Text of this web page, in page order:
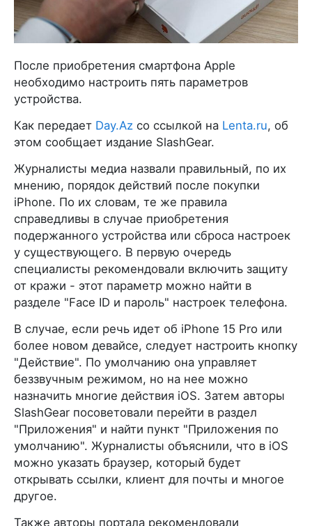
После приобретения смартфона Apple
необходимо настроить пять параметров
устройства.
Как передает Day.Az со ссылкой на Lenta.ru, об
этом сообщает издание SlashGear.
Журналисты медиа назвали правильный, по их
мнению, порядок действий после покупки
iPhone. По их словам, те же правила
справедливы в случае приобретения
подержанного устройства или сброса настроек
у существующего. В первую очередь
специалисты рекомендовали включить защиту
от кражи - этот параметр можно найти в
разделе "Face ID и пароль" настроек телефона.
В случае, если речь идет об iPhone 15 Pro или
более новом девайсе, следует настроить кнопку
"Действие". По умолчанию она управляет
беззвучным режимом, но на нее можно
назначить многие действия iOS. Затем авторы
SlashGear посоветовали перейти в раздел
"Приложения" и найти пункт "Приложения по
умолчанию". Журналисты объяснили, что в iOS
можно указать браузер, который будет
открывать ссылки, клиент для почты и многое
другое.
Также авторы портала рекомендовали